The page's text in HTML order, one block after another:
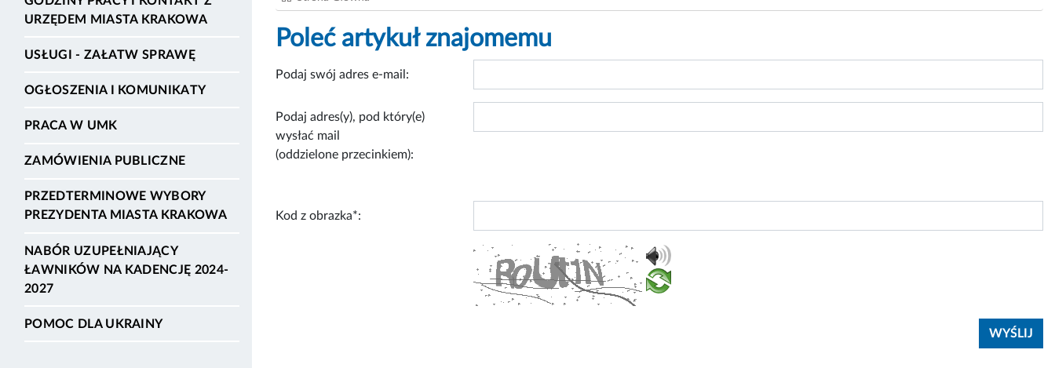
URZĘDEM MIASTA KRAKOWA
USŁUGI - ZAŁATW SPRAWĘ
OGŁOSZENIA I KOMUNIKATY
PRACA W UMK
ZAMÓWIENIA PUBLICZNE
PRZEDTERMINOWE WYBORY
PREZYDENTA MIASTA KRAKOWA
NABÓR UZUPEŁNIAJĄCY
ŁAWNIKÓW NA KADENCJĘ 2024-
2027
POMOC DLA UKRAINY
Poleć artykuł znajomemu
Podaj swój adres e-mail:
Podaj adres(y), pod który(e)
wysłać mail
(oddzielone przecinkiem):
Kod z obrazka*: